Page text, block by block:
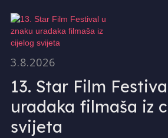
3.8.2026
13. Star Film
uradaka filmaša iz
svijeta